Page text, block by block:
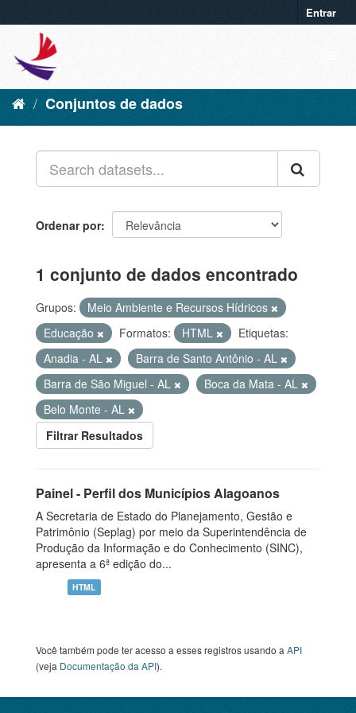
Entrar
Conjuntos de dados
Ordenar por
1 conjunto de dados encontrado
Grupos:
Meio Ambiente e Recursos Hídricos
Educação
Formatos: HTML
Etiquetas:
Anadia - AL
Barra de Santo Antônio - AL
Barra de São Miguel - AL
Boca da Mata - AL
Belo Monte - AL
Filtrar Resultados
Painel - Perfil dos Municípios Alagoanos
A Secretaria de Estado do Planejamento, Gestão e
Patrimônio (Seplag) por meio da Superintendência de
Produção da Informação e do Conhecimento (SINC),
apresenta a 6ª edição do...
HTML
Você também pode ter acesso a esses registros usando a API
(veja Documentação da API).